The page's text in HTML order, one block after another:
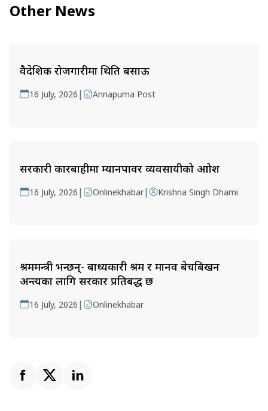
Other News
वैदेशिक रोजगारीमा थिति बसाऊ
16 July, 2026 | Annapurna Post
सरकारी कारबाहीमा म्यानपावर व्यवसायीको आक्रोश
16 July, 2026 | Onlinekhabar| Krishna Singh Dhami
श्रममन्त्री भन्छन्- बाध्यकारी श्रम र मानव बेचबिखन
अन्त्यका लागि सरकार प्रतिबद्ध छ
16 July, 2026 | Onlinekhabar